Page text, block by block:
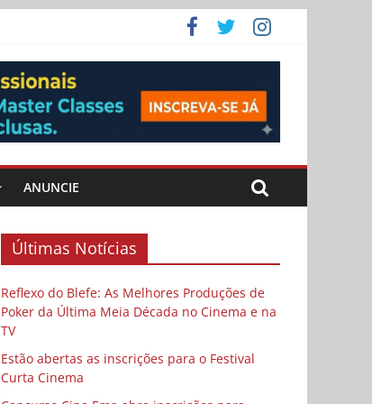
ANUNCIE
Últimas Notícias
Reflexo do Blefe: As Melhores Produções de
Poker da Última Meia Década no Cinema e na
TV
Estão abertas as inscrições para o Festival
Curta Cinema